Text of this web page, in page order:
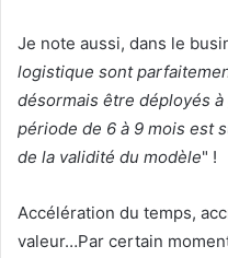
Je note aussi, dans le
logistique sont
désormais être déployés
période de 6 à 9 mois est
de la validité du modèle" !
Accélération du temps,
valeur…Par certain